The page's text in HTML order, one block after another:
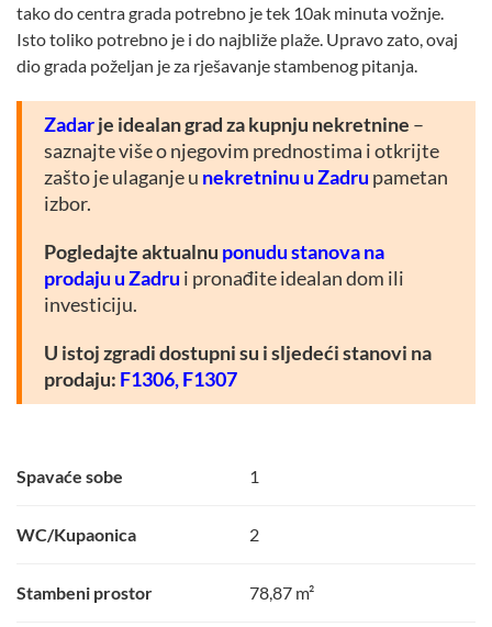
tako do centra grada potrebno je tek 10ak minuta vožnje.
Isto toliko potrebno je i do najbliže plaže. Upravo zato, ovaj
dio grada poželjan je za rješavanje stambenog pitanja.
Zadarje idealan grad za kupnju nekretnine –
saznajte više o njegovim prednostima i otkrijte
zašto je ulaganje u nekretninu u Zadru pametan
izbor.
Pogledajte aktualnu ponudu stanova na
prodaju u Zadru i pronađite idealan dom ili
investiciju.
U istoj zgradi dostupni su i sljedeći stanovi na
prodaju: F1306,F1307
Spavaće sobe 1
WC/Kupaonica 2
Stambeni prostor 78,87 m²